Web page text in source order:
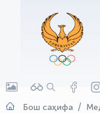
Бош саҳифа
OLYMPCHIK AI
Онлайн · olympic.uz